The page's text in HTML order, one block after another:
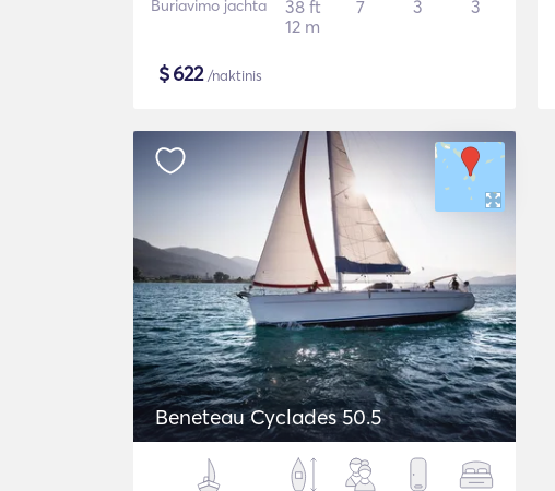
Buriavimo jachta
38 ft
12 m
7 3 3
$622/naktinis
Beneteau Cyclades 50.5